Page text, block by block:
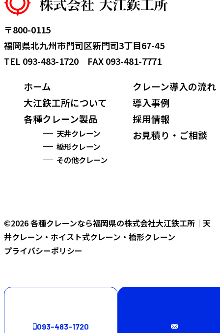
〒800-0115
福岡県北九州市門司区新門司3丁目67-45
TEL 093-483-1720 FAX 093-481-7771
ホーム
大江鉄工所について
各種クレーン製品
天井クレーン
橋形クレーン
その他クレーン
クレーン導入の流れ
導入事例
採用情報
お見積り・ご相談
©2026 各種クレーンなら福岡県の株式会社大江鉄工所｜天
井クレーン・ホイスト式クレーン・橋形クレーン
プライバシーポリシー
093-483-1720